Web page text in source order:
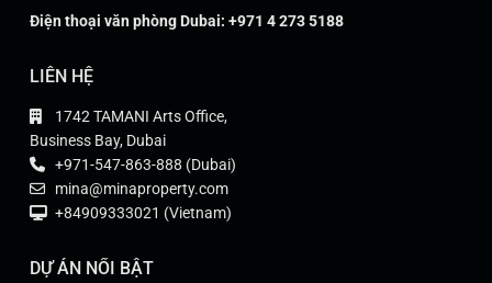
Điện thoại văn phòng Dubai: +971 4 273 5188
LIÊN HỆ
1742 TAMANI Arts Office,
Business Bay, Dubai
+971-547-863-888 (Dubai)
mina@minaproperty.com
+84909333021 (Vietnam)
DỰ ÁN NỔI BẬT